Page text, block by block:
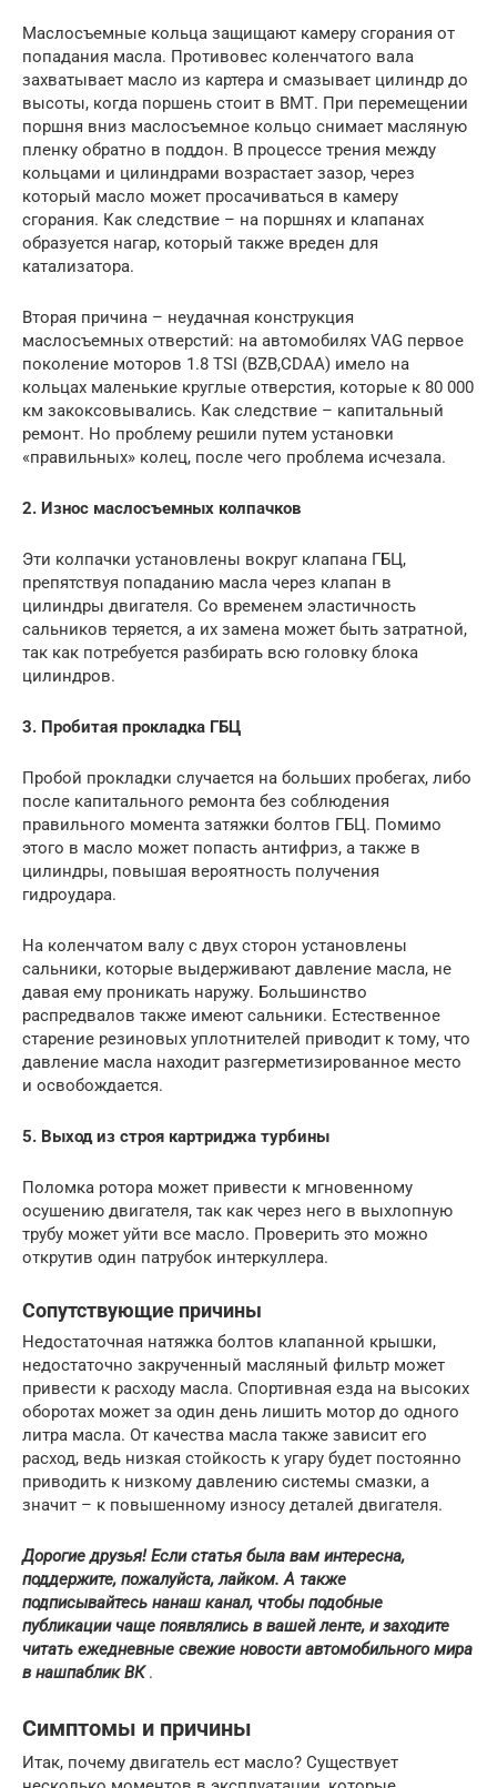
Маслосъемные кольца защищают камеру сгорания от
попадания масла. Противовес коленчатого вала
захватывает масло из картера и смазывает цилиндр до
высоты, когда поршень стоит в ВМТ. При перемещении
поршня вниз маслосъемное кольцо снимает масляную
пленку обратно в поддон. В процессе трения между
кольцами и цилиндрами возрастает зазор, через
который масло может просачиваться в камеру
сгорания. Как следствие – на поршнях и клапанах
образуется нагар, который также вреден для
катализатора.
Вторая причина – неудачная конструкция
маслосъемных отверстий: на автомобилях VAG первое
поколение моторов 1.8 TSI (BZB,CDAA) имело на
кольцах маленькие круглые отверстия, которые к 80 000
км закоксовывались. Как следствие – капитальный
ремонт. Но проблему решили путем установки
«правильных» колец, после чего проблема исчезала.
2. Износ маслосъемных колпачков
Эти колпачки установлены вокруг клапана ГБЦ,
препятствуя попаданию масла через клапан в
цилиндры двигателя. Со временем эластичность
сальников теряется, а их замена может быть затратной,
так как потребуется разбирать всю головку блока
цилиндров.
3. Пробитая прокладка ГБЦ
Пробой прокладки случается на больших пробегах, либо
после капитального ремонта без соблюдения
правильного момента затяжки болтов ГБЦ. Помимо
этого в масло может попасть антифриз, а также в
цилиндры, повышая вероятность получения
гидроудара.
На коленчатом валу с двух сторон установлены
сальники, которые выдерживают давление масла, не
давая ему проникать наружу. Большинство
распредвалов также имеют сальники. Естественное
старение резиновых уплотнителей приводит к тому, что
давление масла находит разгерметизированное место
и освобождается.
5. Выход из строя картриджа турбины
Поломка ротора может привести к мгновенному
осушению двигателя, так как через него в выхлопную
трубу может уйти все масло. Проверить это можно
открутив один патрубок интеркуллера.
Сопутствующие причины
Недостаточная натяжка болтов клапанной крышки,
недостаточно закрученный масляный фильтр может
привести к расходу масла. Спортивная езда на высоких
оборотах может за один день лишить мотор до одного
литра масла. От качества масла также зависит его
расход, ведь низкая стойкость к угару будет постоянно
приводить к низкому давлению системы смазки, а
значит – к повышенному износу деталей двигателя.
Дорогие друзья! Если статья была вам интересна,
поддержите, пожалуйста, лайком. А также
подписывайтесь нанаш канал, чтобы подобные
публикации чаще появлялись в вашей ленте, и заходите
читать ежедневные свежие новости автомобильного мира
в нашпаблик ВК.
Симптомы и причины
Итак, почему двигатель ест масло? Существует